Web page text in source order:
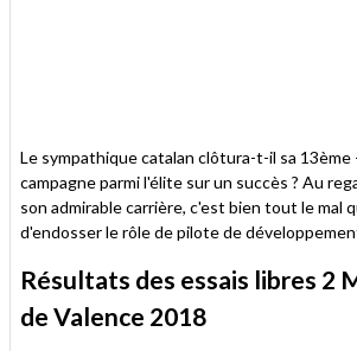
Le sympathique catalan clôtura-t-il sa 13ème
campagne parmi l'élite sur un succès ? Au
son admirable carrière, c'est bien tout le mal
d'endosser le rôle de pilote de
Résultats des essais libres 2
de Valence 2018